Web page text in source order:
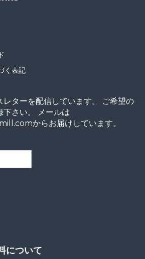
く表記
レターを配信しています。 ご希望の
下さい。 メールは
からお届けしています。
について